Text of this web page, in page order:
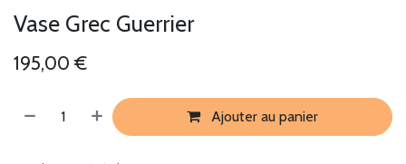
Vase Grec Guerrier
195,00 €
Ajouter au panier